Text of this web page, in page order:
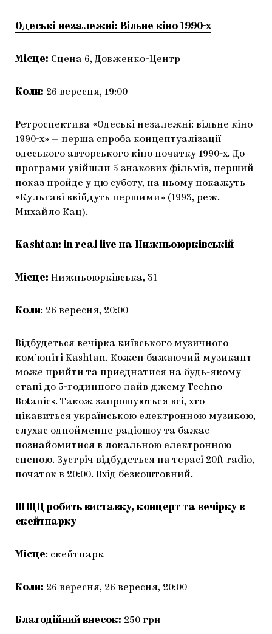
Одеські незалежні: Вільне кіно 1990-х
Місце: Сцена 6, Довженко-Центр
Коли: 26 вересня, 19:00
Ретроспектива «Одеські незалежні: вільне кіно
1990-х» — перша спроба концептуалізації
одеського авторського кіно початку 1990-х. До
програми увійшли 5 знакових фільмів, перший
показ пройде у цю суботу, на ньому покажуть
«Кульгаві ввійдуть першими» (1993, реж.
Михайло Кац).
Kashtan: in real live на Нижньоюрківській
Місце: Нижньоюрківська, 31
Коли: 26 вересня, 20:00
Відбудеться вечірка київського музичного
ком’юніті Kashtan. Кожен бажаючий музикант
може прийти та приєднатися на будь-якому
етапi до 5-годинного лайв-джему Techno
Botanics. Також запрошуються всi, хто
цікавиться українською електронною музикою,
слухає однойменне радіошоу та бажає
познайомитися в локальною електронною
сценою. Зустріч відбудеться на терасі 20ft radio,
початок в 20:00. Вхід безкоштовний.
ШЩЦ робить виставку, концерт та вечірку в
скейтпарку
Місце: скейтпарк
Коли: 26 вересня, 26 вересня, 20:00
Благодійний внесок: 250 грн